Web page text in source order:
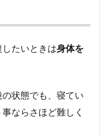
たいときは身体を
状態でも、寝てい
ならさほど難しく